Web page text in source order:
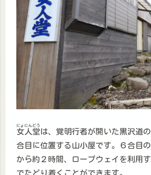
女人堂
にょにんどう
は、覚明行者が開いた黒沢道
合目に位置する山小屋です。６合目
から約２時間、ロープウェイを利用
でたどり着くことができます。